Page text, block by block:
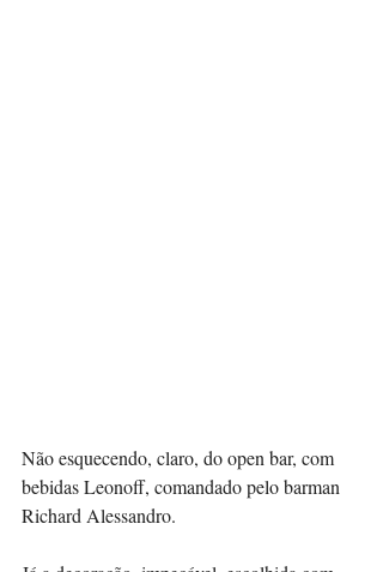
Não esquecendo, claro, do open bar, com
bebidas Leonoff, comandado pelo barman
Richard Alessandro.